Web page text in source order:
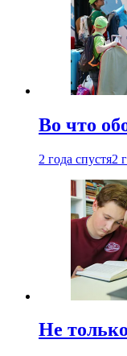
Во что
2 года спустя2
Не